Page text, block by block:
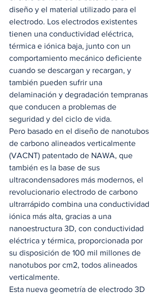
diseño y el material utilizado para el
electrodo. Los electrodos existentes
tienen una conductividad eléctrica,
térmica e iónica baja, junto con un
comportamiento mecánico deficiente
cuando se descargan y recargan, y
también pueden sufrir una
delaminación y degradación tempranas
que conducen a problemas de
seguridad y del ciclo de vida.
Pero basado en el diseño de nanotubos
de carbono alineados verticalmente
(VACNT) patentado de NAWA, que
también es la base de sus
ultracondensadores más modernos, el
revolucionario electrodo de carbono
ultrarrápido combina una conductividad
iónica más alta, gracias a una
nanoestructura 3D, con conductividad
eléctrica y térmica, proporcionada por
su disposición de 100 mil millones de
nanotubos por cm2, todos alineados
verticalmente.
Esta nueva geometría de electrodo 3D